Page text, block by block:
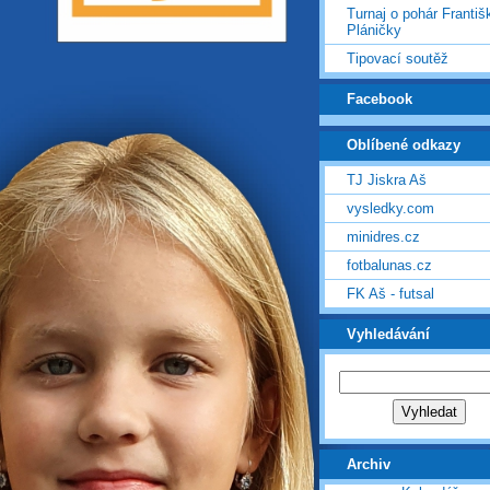
Turnaj o pohár
Pláničky
Tipovací soutěž
Facebook
Oblíbené odkazy
TJ Jiskra Aš
vysledky.com
minidres.cz
fotbalunas.cz
FK Aš - futsal
Vyhledávání
Archiv